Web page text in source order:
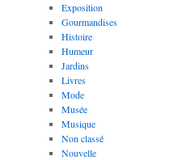
Exposition
Gourmandises
Histoire
Humeur
Jardins
Livres
Mode
Musée
Musique
Non classé
Nouvelle